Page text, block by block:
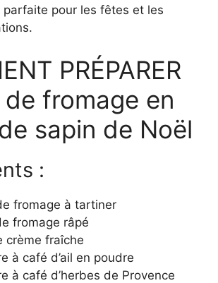
parfaite pour les fêtes et les
PRÉPARER
de fromage en
sapin de Noël
:
fromage à tartiner
fromage râpé
crème fraîche
à café d’ail en poudre
à café d’herbes de Provence